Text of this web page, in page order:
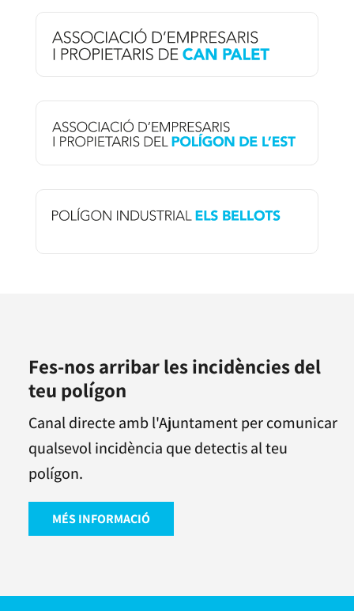
Fes-nos arribar les incidències del
teu polígon
Canal directe amb l'Ajuntament per comunicar
qualsevol incidència que detectis al teu
polígon.
MÉS INFORMACIÓ